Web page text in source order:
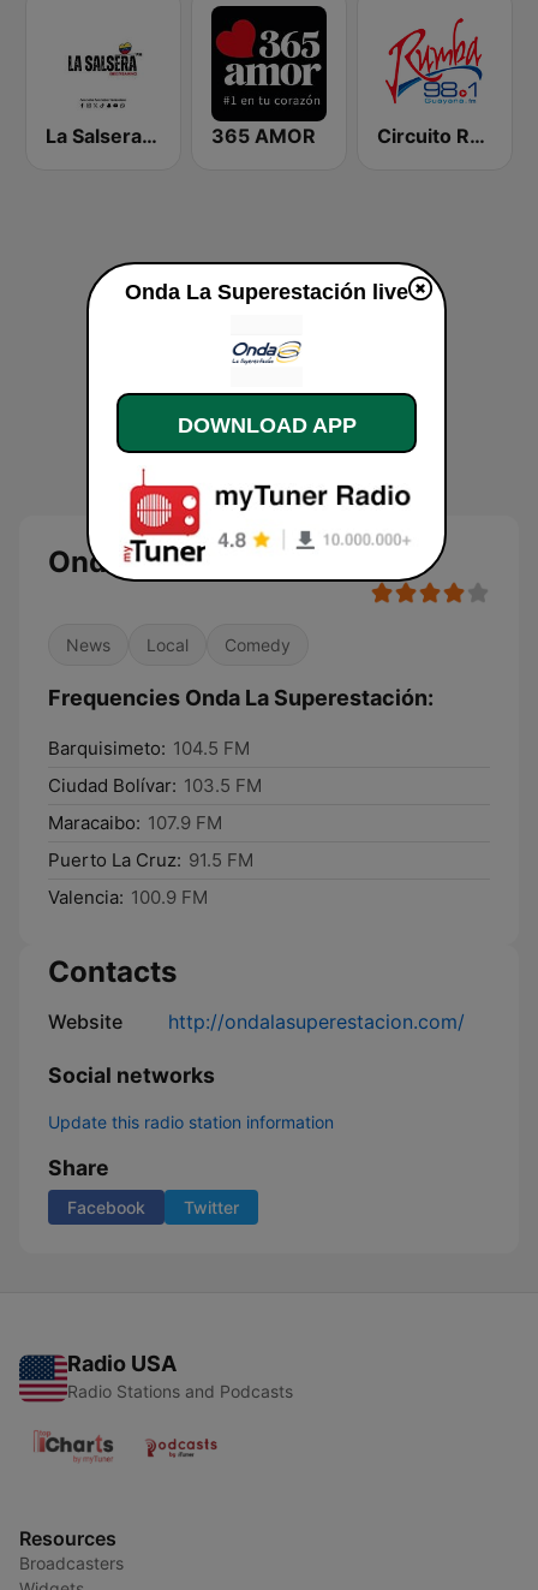
La Salsera FM 365 AMOR Circuito Rumba - Guayana
Onda La Superestación
News Local Comedy
Frequencies Onda La Superestación:
Barquisimeto: 104.5 FM
Ciudad Bolívar: 103.5 FM
Maracaibo: 107.9 FM
Puerto La Cruz: 91.5 FM
Valencia: 100.9 FM
Contacts
Website http://ondalasuperestacion.com/
Social networks
Update this radio station information
Share
Facebook Twitter
Radio USA
Radio Stations and Podcasts
Resources
Broadcasters
Onda La Superestación live
DOWNLOAD APP